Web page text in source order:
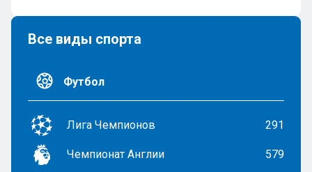
Все виды спорта
Футбол
Лига Чемпионов 291
Чемпионат Англии 579